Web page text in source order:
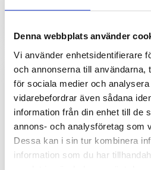
Denna webbplats använder
Vi använder enhetsidentifierare
och annonserna till användarna,
för sociala medier och
vidarebefordrar även sådana
information från din enhet till de
annons- och analysföretag som
Dessa kan i sin tur kombinera
information som du har